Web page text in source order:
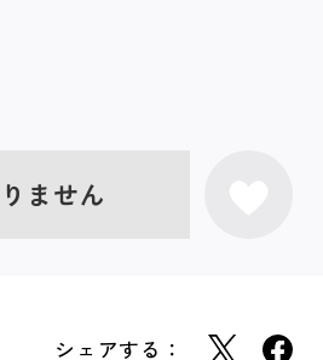
ません
シェアする：